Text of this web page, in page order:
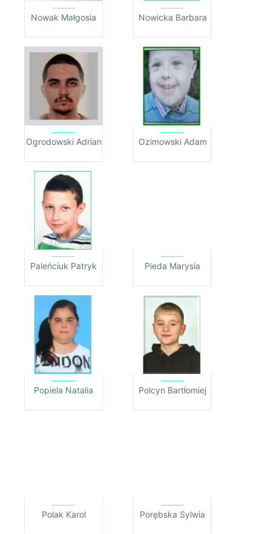
Nowak Małgosia Nowicka Barbara
Ogrodowski Adrian Ozimowski Adam
Paleńciuk Patryk Pieda Marysia
Popiela Natalia Polcyn Bartłomiej
Polak Karol Porębska Sylwia